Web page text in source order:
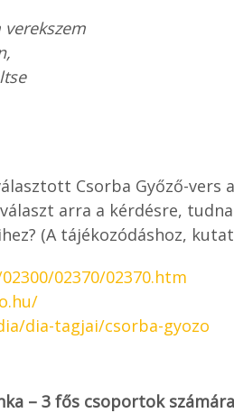
Csorba Győző-
arra a kérdésre,
(A tájékozódáshoz,
02370/02370.htm
dia-tagjai/csorba-gyozo
– 3 fős csoportok számára